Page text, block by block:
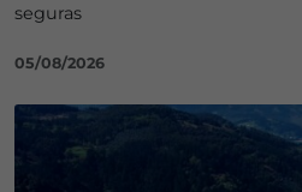
seguras
05/08/2026